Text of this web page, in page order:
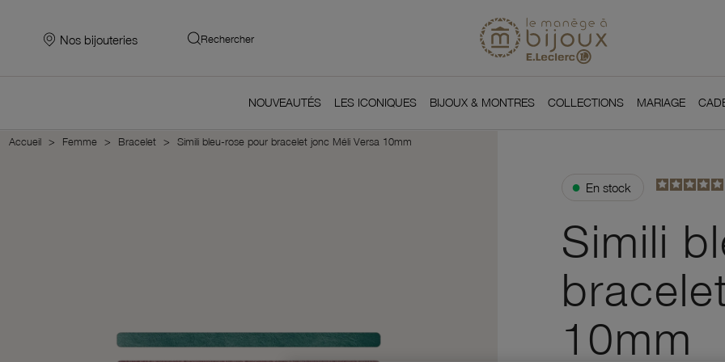
Nos bijouteries Rechercher
NOUVEAUTÉS LES ICONIQUES BIJOUX & MONTRES COLLECTIONS MARIAGE
Accueil Femme Bracelet Simili bleu-rose pour bracelet jonc Méli Versa 10mm
● En stock
Simili
10mm